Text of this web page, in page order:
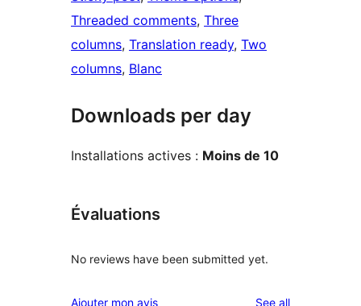
Threaded comments, Three
columns, Translation ready, Two
columns, Blanc
Downloads per day
Installations actives : Moins de 10
Évaluations
No reviews have been submitted yet.
Ajouter mon avis See allreviews